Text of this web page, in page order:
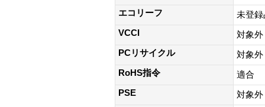
エコリーフ
未登録
VCCI
対象外
PCリサイクル
対象外
RoHS指令
適合
PSE
対象外